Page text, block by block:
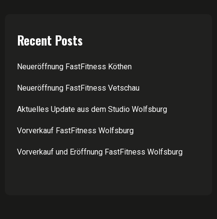
Recent Posts
Neueröffnung FastFitness Köthen
Neueröffnung FastFitness Vetschau
Aktuelles Update aus dem Studio Wolfsburg
Vorverkauf FastFitness Wolfsburg
Vorverkauf und Eröffnung FastFitness Wolfsburg